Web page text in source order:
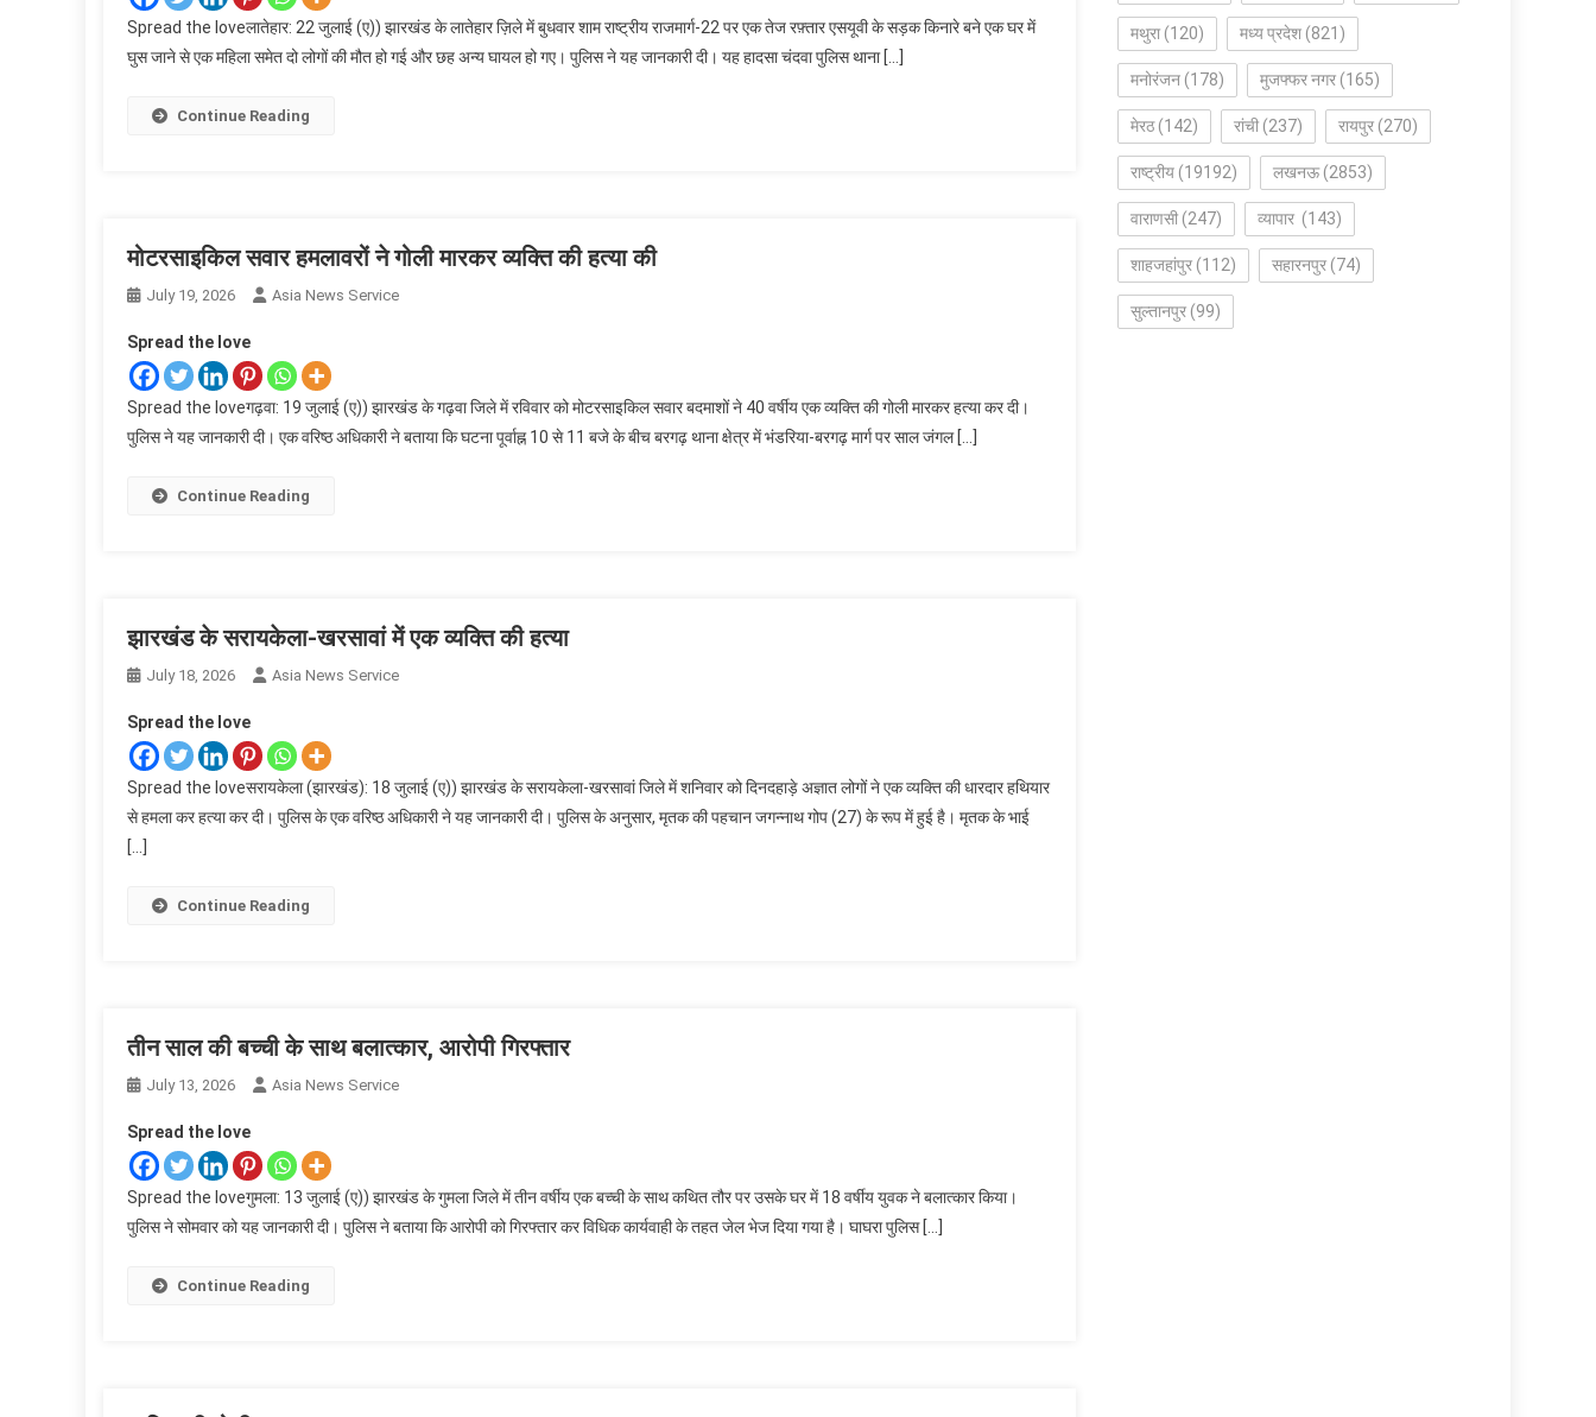
Spread the loveलातेहार: 22 जुलाई (ए)) झारखंड के लातेहार ज़िले में बुधवार शाम राष्ट्रीय राजमार्ग-22 पर एक तेज रफ़्तार एसयूवी के सड़क किनारे बने एक घर में
घुस जाने से एक महिला समेत दो लोगों की मौत हो गई और छह अन्य घायल हो गए। पुलिस ने यह जानकारी दी। यह हादसा चंदवा पुलिस थाना […]
Continue Reading
मोटरसाइकिल सवार हमलावरों ने गोली मारकर व्यक्ति की हत्या की
July 19, 2026 Asia News Service
Spread the love
Spread the loveगढ़वा: 19 जुलाई (ए)) झारखंड के गढ़वा जिले में रविवार को मोटरसाइकिल सवार बदमाशों ने 40 वर्षीय एक व्यक्ति की गोली मारकर हत्या कर दी।
पुलिस ने यह जानकारी दी। एक वरिष्ठ अधिकारी ने बताया कि घटना पूर्वाह्न 10 से 11 बजे के बीच बरगढ़ थाना क्षेत्र में भंडरिया-बरगढ़ मार्ग पर साल जंगल […]
Continue Reading
झारखंड के सरायकेला-खरसावां में एक व्यक्ति की हत्या
July 18, 2026 Asia News Service
Spread the love
Spread the loveसरायकेला (झारखंड): 18 जुलाई (ए)) झारखंड के सरायकेला-खरसावां जिले में शनिवार को दिनदहाड़े अज्ञात लोगों ने एक व्यक्ति की धारदार हथियार
से हमला कर हत्या कर दी। पुलिस के एक वरिष्ठ अधिकारी ने यह जानकारी दी। पुलिस के अनुसार, मृतक की पहचान जगन्नाथ गोप (27) के रूप में हुई है। मृतक के भाई
[…]
Continue Reading
तीन साल की बच्ची के साथ बलात्कार, आरोपी गिरफ्तार
July 13, 2026 Asia News Service
Spread the love
Spread the loveगुमला: 13 जुलाई (ए)) झारखंड के गुमला जिले में तीन वर्षीय एक बच्ची के साथ कथित तौर पर उसके घर में 18 वर्षीय युवक ने बलात्कार किया।
पुलिस ने सोमवार को यह जानकारी दी। पुलिस ने बताया कि आरोपी को गिरफ्तार कर विधिक कार्यवाही के तहत जेल भेज दिया गया है। घाघरा पुलिस […]
Continue Reading
मथुरा (120) मध्य प्रदेश (821)
मनोरंजन (178) मुजफ्फर नगर (165)
मेरठ(142) रांची (237) रायपुर (270)
राष्ट्रीय (19192) लखनऊ(2853)
वाराणसी (247) व्यापार (143)
शाहजहांपुर (112) सहारनपुर (74)
सुल्तानपुर (99)